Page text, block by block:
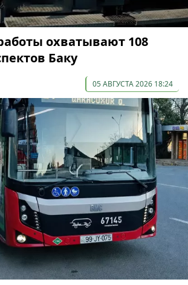
охватывают 108
Баку
05 АВГУСТА 2026 18:24